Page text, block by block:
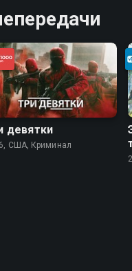
девятки
США, Криминал